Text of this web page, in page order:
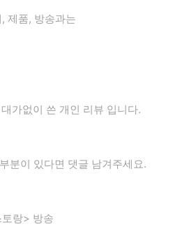
제품, 방송과는
가없이 쓴 개인 리뷰 입니다.
분이 있다면 댓글 남겨주세요.
랑> 방송